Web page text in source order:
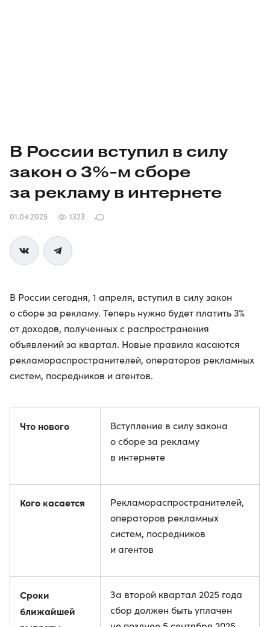
В России вступил в силу
закон о 3%-м сборе
за рекламу в интернете
01.04.2025 1323
В России сегодня, 1 апреля, вступил в силу закон
о сборе за рекламу. Теперь нужно будет платить 3%
от доходов, полученных с распространения
объявлений за квартал. Новые правила касаются
рекламораспространителей, операторов рекламных
систем, посредников и агентов.
Что нового
Вступление в силу закона
о сборе за рекламу
в интернете
Кого касается
Рекламораспространителей,
операторов рекламных
систем, посредников
и агентов
Сроки
ближайшей
За второй квартал 2025 года
сбор должен быть уплачен